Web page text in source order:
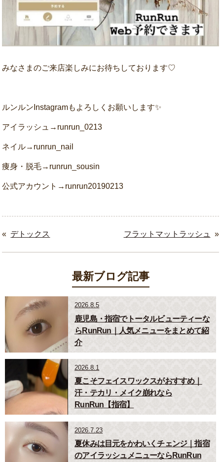
みなさまのご来店楽しみにお待ちしております♡
ルンルンInstagramもよろしくお願いします✨
アイラッシュ→runrun_0213
ネイル→runrun_nail
痩身・脱毛→runrun_sousin
公式アカウント→runrun20190213
« デトックス »
フラットマットラッシュ
最新ブログ記事
2026.8.5
鹿児島・指宿でトータルビューティーな
らRunRun｜人気メニューをまとめて紹
介
2026.8.1
夏こそフェイスワックスがおすすめ｜
汗・テカリ・メイク崩れなら
RunRun【指宿】
2026.7.23
夏休みは目元をかわいくチェンジ｜指宿
のアイラッシュメニューならRunRun